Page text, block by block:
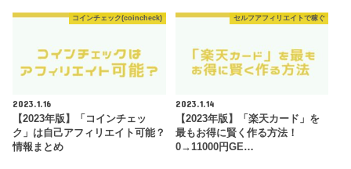
コインチェック(coincheck)
2023.1.16
【2023年版】「コインチェッ
ク」は自己アフィリエイト可能？
情報まとめ
セルフアフィリエイトで稼ぐ
2023.1.14
【2023年版】「楽天カード」を
最もお得に賢く作る方法！
0→11000円GE…